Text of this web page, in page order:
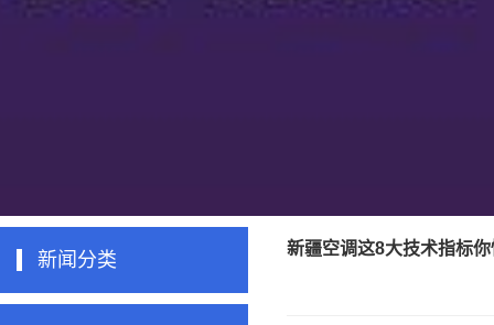
新闻分类
新疆空调这8大技术指标